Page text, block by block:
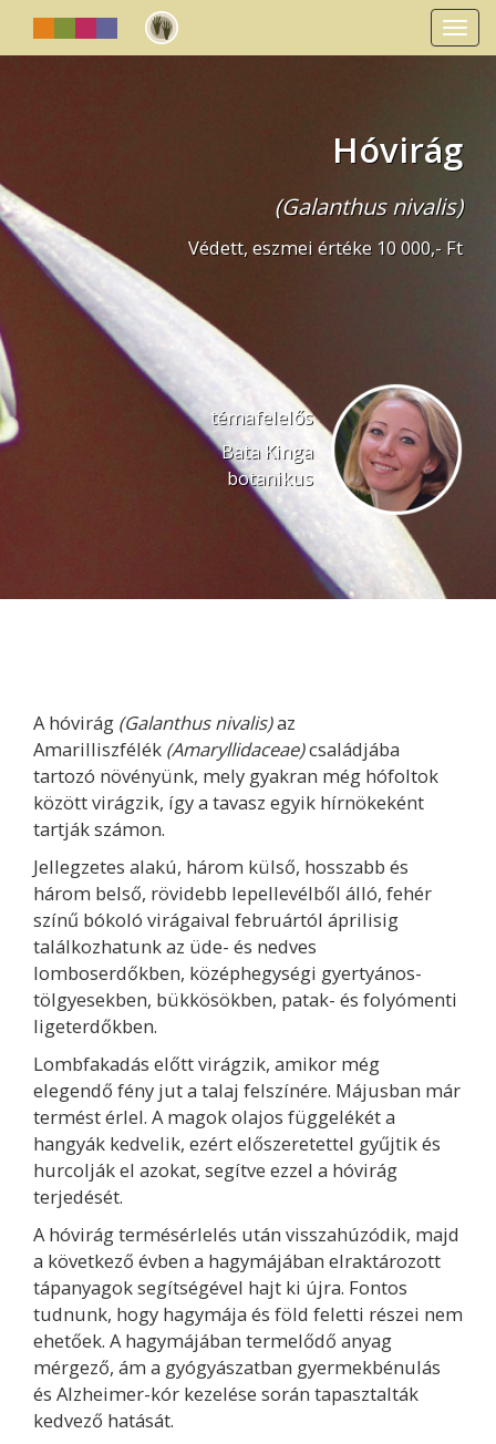
Hóvirág
(Galanthus nivalis)
Védett, eszmei értéke 10 000,- Ft
témafelelős
Bata Kinga
botanikus
A hóvirág (Galanthus nivalis)az
Amarilliszfélék (Amaryllidaceae)családjába
tartozó növényünk, mely gyakran még hófoltok
között virágzik, így a tavasz egyik hírnökeként
tartják számon.
Jellegzetes alakú, három külső, hosszabb és
három belső, rövidebb lepellevélből álló, fehér
színű bókoló virágaival februártól áprilisig
találkozhatunk az üde- és nedves
lomboserdőkben, középhegységi gyertyános-
tölgyesekben, bükkösökben, patak- és folyómenti
ligeterdőkben.
Lombfakadás előtt virágzik, amikor még
elegendő fény jut a talaj felszínére. Májusban már
termést érlel. A magok olajos függelékét a
hangyák kedvelik, ezért előszeretettel gyűjtik és
hurcolják el azokat, segítve ezzel a hóvirág
terjedését.
A hóvirág termésérlelés után visszahúzódik, majd
a következő évben a hagymájában elraktározott
tápanyagok segítségével hajt ki újra. Fontos
tudnunk, hogy hagymája és föld feletti részei nem
ehetőek. A hagymájában termelődő anyag
mérgező, ám a gyógyászatban gyermekbénulás
és Alzheimer-kór kezelése során tapasztalták
kedvező hatását.